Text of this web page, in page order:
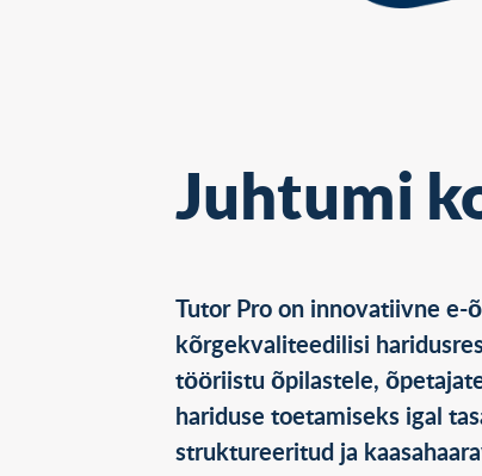
Juhtumi
Tutor Pro on innovatiivne
kõrgekvaliteedilisi
tööriistu õpilastele,
hariduse toetamiseks igal
struktureeritud ja